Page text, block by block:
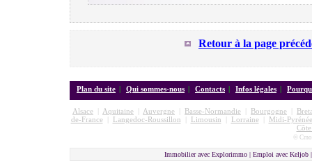
Retour à la page
Plan du site | Qui sommes-nous | Contacts | Infos légales |
Alsace Aquitaine Auvergne Basse-Normandie Bourgogne
de-France| Langedoc-Roussillon Limousin Lorraine|
Midi-
©
Immobilier avec Explorimmo | Emploi avec Keljob